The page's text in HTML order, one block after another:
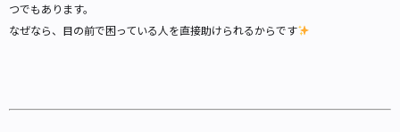
つでもあります。
なぜなら、目の前で困っている人を直接助けられるからです